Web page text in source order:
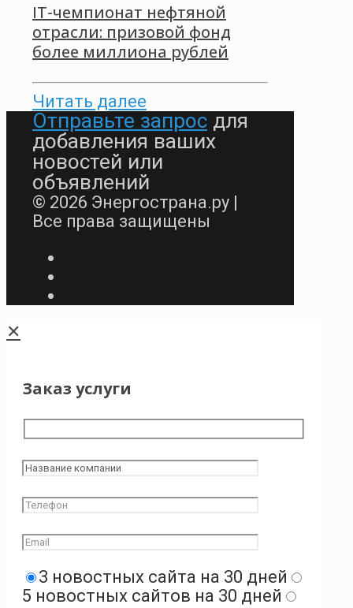
IT-чемпионат нефтяной
отрасли: призовой фонд
более миллиона рублей
Читать далее
Отправьте запрос для
добавления ваших
новостей или
объявлений
© 2026 Энергострана.ру |
Все права защищены
✕
Заказ услуги
3 новостных сайта на 30 дней
5 новостных сайтов на 30 дней